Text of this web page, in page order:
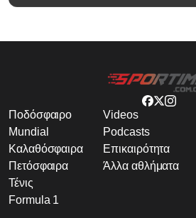
Ποδόσφαιρο
Mundial
Καλαθόσφαιρα
Πετόσφαιρα
Τένις
Formula 1
Videos
Podcasts
Επικαιρότητα
Άλλα αθλήματα